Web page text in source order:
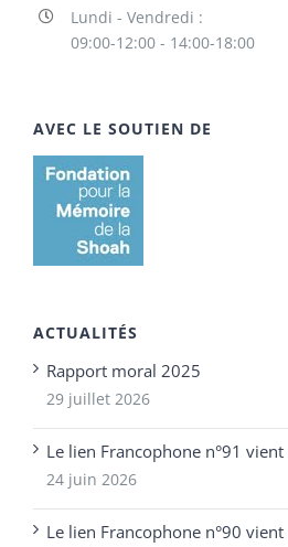
Lundi - Vendredi :
09:00-12:00 - 14:00-18:00
AVEC LE SOUTIEN DE
ACTUALITÉS
Rapport moral 2025
29 juillet 2026
Le lien Francophone n°91
24 juin 2026
Le lien Francophone n°90